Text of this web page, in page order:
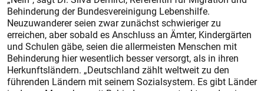
Behinderung der Bundesvereinigung Lebenshilfe.
Neuzuwanderer seien zwar zunächst schwieriger zu
erreichen, aber sobald es Anschluss an Ämter, Kindergärten
und Schulen gäbe, seien die allermeisten Menschen mit
Behinderung hier wesentlich besser versorgt, als in ihren
Herkunftsländern. „Deutschland zählt weltweit zu den
führenden Ländern mit seinem Sozialsystem. Es gibt Länder